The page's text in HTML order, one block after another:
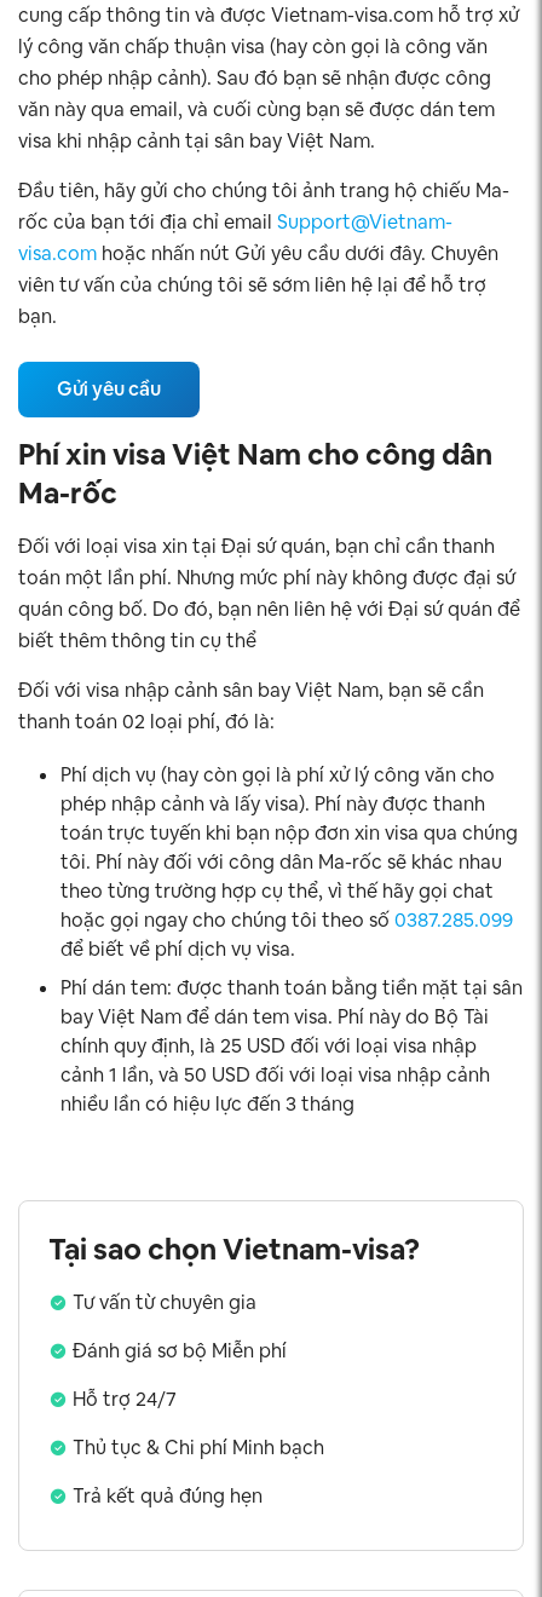
cung cấp thông tin và được Vietnam-visa.com hỗ trợ xử
lý công văn chấp thuận visa (hay còn gọi là công văn
cho phép nhập cảnh). Sau đó bạn sẽ nhận được công
văn này qua email, và cuối cùng bạn sẽ được dán tem
visa khi nhập cảnh tại sân bay Việt Nam.
Đầu tiên, hãy gửi cho chúng tôi ảnh trang hộ chiếu Ma-
rốc của bạn tới địa chỉ email Support@Vietnam-
visa.com hoặc nhấn nút Gửi yêu cầu dưới đây. Chuyên
viên tư vấn của chúng tôi sẽ sớm liên hệ lại để hỗ trợ
bạn.
Gửi yêu cầu
Phí xin visa Việt Nam cho công dân
Ma-rốc
Đối với loại visa xin tại Đại sứ quán, bạn chỉ cần thanh
toán một lần phí. Nhưng mức phí này không được đại sứ
quán công bố. Do đó, bạn nên liên hệ với Đại sứ quán để
biết thêm thông tin cụ thể
Đối với visa nhập cảnh sân bay Việt Nam, bạn sẽ cần
thanh toán 02 loại phí, đó là:
Phí dịch vụ (hay còn gọi là phí xử lý công văn cho
phép nhập cảnh và lấy visa). Phí này được thanh
toán trực tuyến khi bạn nộp đơn xin visa qua chúng
tôi. Phí này đối với công dân Ma-rốc sẽ khác nhau
theo từng trường hợp cụ thể, vì thế hãy gọi chat
hoặc gọi ngay cho chúng tôi theo số0387.285.099
để biết về phí dịch vụ visa.
Phí dán tem: được thanh toán bằng tiền mặt tại sân
bay Việt Nam để dán tem visa. Phí này do Bộ Tài
chính quy định, là 25 USD đối với loại visa nhập
cảnh 1 lần, và 50 USD đối với loại visa nhập cảnh
nhiều lần có hiệu lực đến 3 tháng
Tại sao chọn Vietnam-visa?
Tư vấn từ chuyên gia
Đánh giá sơ bộ Miễn phí
Hỗ trợ 24/7
Thủ tục & Chi phí Minh bạch
Trả kết quả đúng hẹn